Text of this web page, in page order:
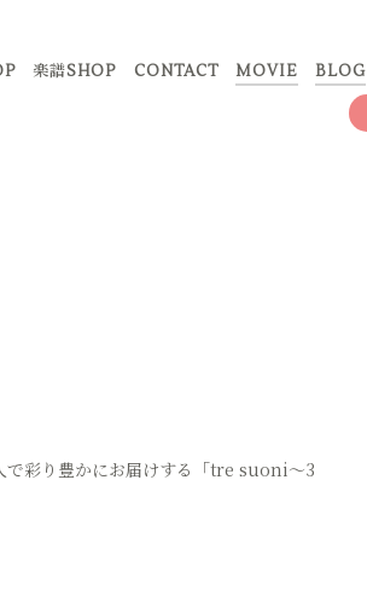
楽譜SHOP CONTACT MOVIE BLOG
で彩り豊かにお届けする「tre suoni〜3